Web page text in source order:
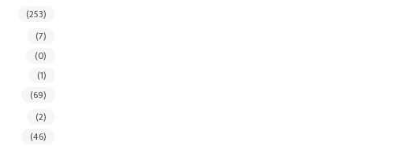
(253)
(7)
(0)
(1)
(69)
(2)
(46)